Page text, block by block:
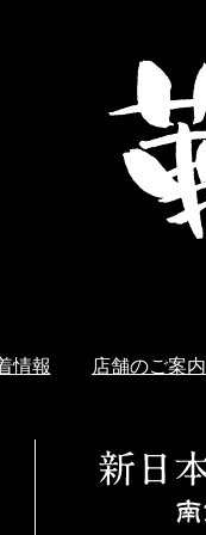
情報 店舗のご案内